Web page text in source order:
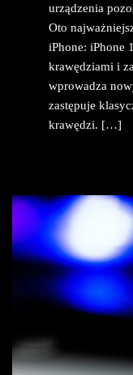
urządzenia
Oto
iPhone: iPhone
krawędziami i
wprowadza
zastępuje
krawędzi. […]